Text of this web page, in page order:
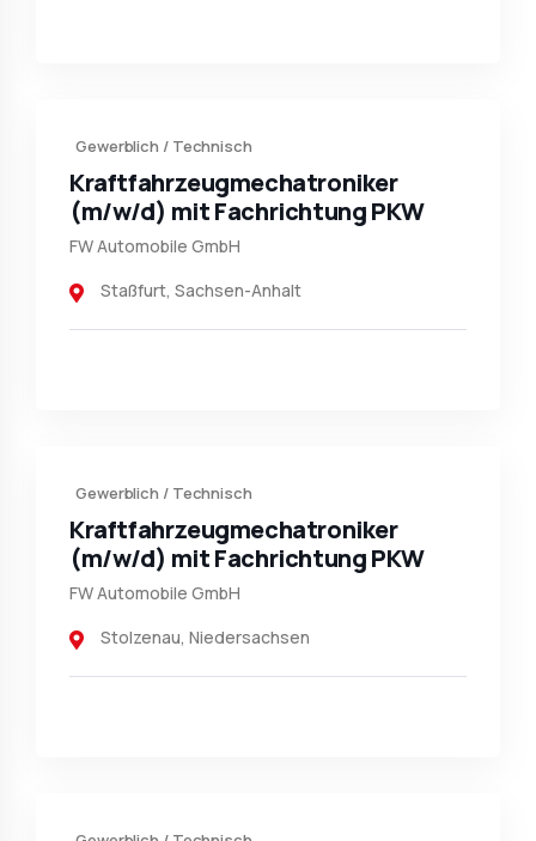
Gewerblich / Technisch
Kraftfahrzeug­mechatroniker
(m/w/d) mit Fachrichtung PKW
FW Automobile GmbH
Staßfurt, Sachsen-Anhalt
Gewerblich / Technisch
Kraftfahrzeug­mechatroniker
(m/w/d) mit Fachrichtung PKW
FW Automobile GmbH
Stolzenau, Niedersachsen